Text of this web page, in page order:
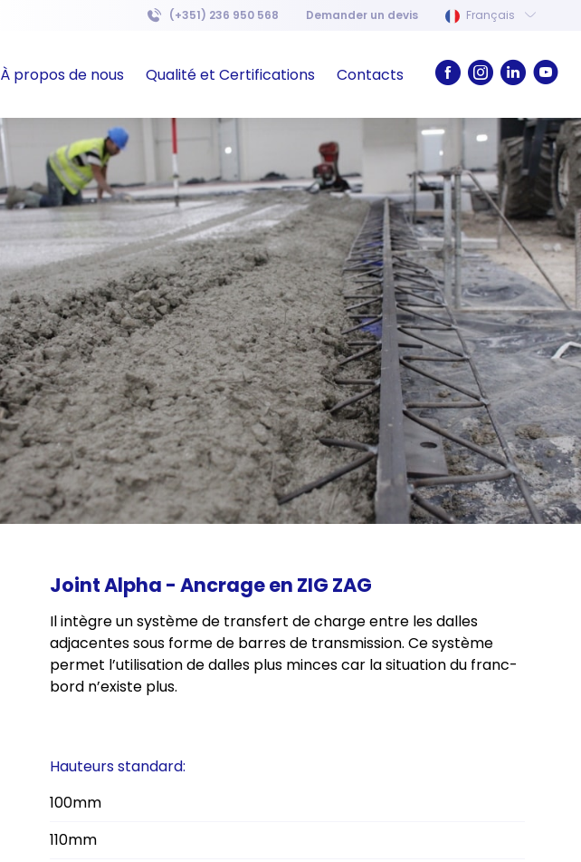
(+351) 236 950 568 Demander un devis Français
À propos de nous Qualité et Certifications Contacts
Joint Alpha - Ancrage en ZIG ZAG
Il intègre un système de transfert de charge entre les dalles
adjacentes sous forme de barres de transmission. Ce système
permet l’utilisation de dalles plus minces car la situation du franc-
bord n’existe plus.
Hauteurs standard:
100mm
110mm